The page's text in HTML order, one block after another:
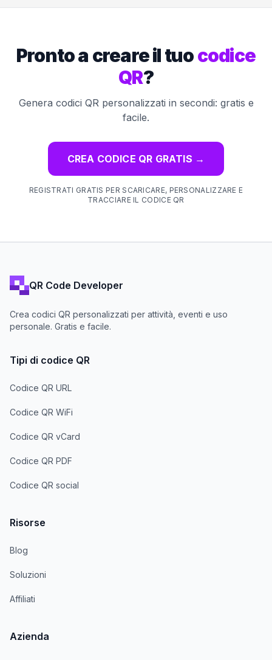
Pronto a creare il tuocodice
QR?
Genera codici QR personalizzati in secondi: gratis e
facile.
CREA CODICE QR GRATIS →
REGISTRATI GRATIS PER SCARICARE, PERSONALIZZARE E
TRACCIARE IL CODICE QR
QR Code Developer
Crea codici QR personalizzati per attività, eventi e uso
personale. Gratis e facile.
Tipi di codice QR
Codice QR URL
Codice QR WiFi
Codice QR vCard
Codice QR PDF
Codice QR social
Risorse
Blog
Soluzioni
Affiliati
Azienda